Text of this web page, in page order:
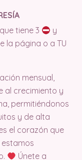
tiene 3
y
la página o a TU
mensual,
al crecimiento y
permitiéndonos
y de alta
el corazón que
Únete a